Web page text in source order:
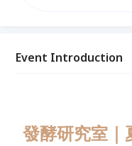
Event Introduction
發酵研究室｜